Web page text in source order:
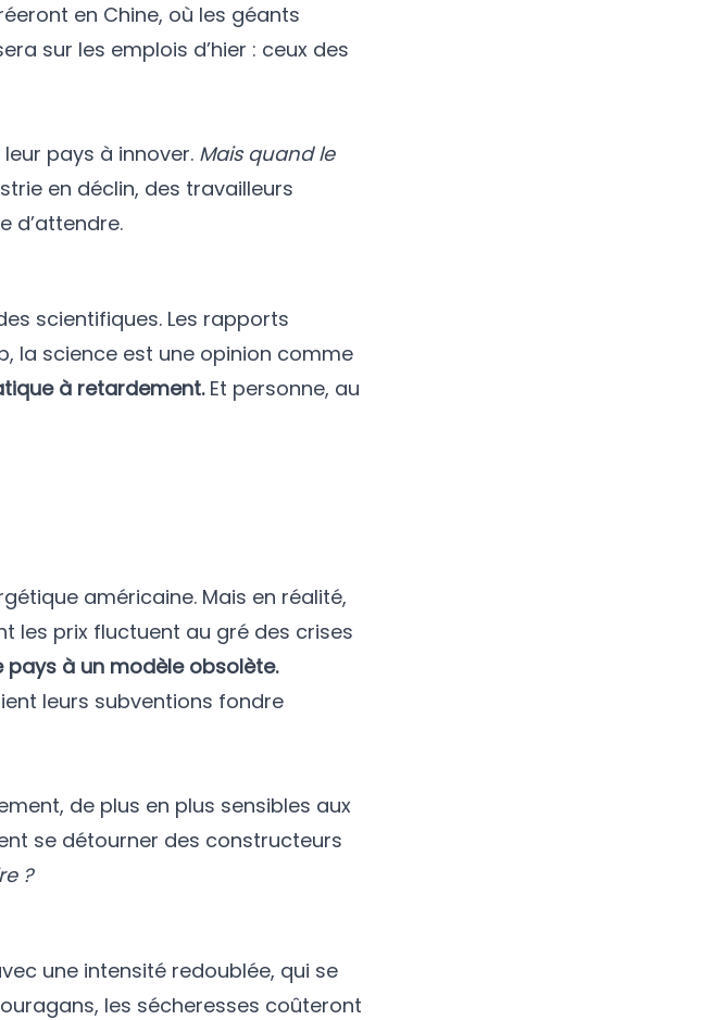
en Chine, où les géants
sur les emplois d’hier : ceux des
pays à innover. Mais quand le
en déclin, des travailleurs
d’attendre.
scientifiques. Les rapports
la science est une opinion comme
à retardement.Et personne, au
américaine. Mais en réalité,
les prix fluctuent au gré des crises
pays à un modèle obsolète.
leurs subventions fondre
de plus en plus sensibles aux
se détourner des constructeurs
?
une intensité redoublée, qui se
les sécheresses coûteront